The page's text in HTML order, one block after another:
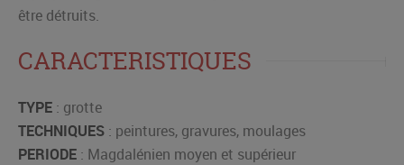
être détruits.
CARACTERISTIQUES
TYPE : grotte
TECHNIQUES : peintures, gravures, moulages
PERIODE : Magdalénien moyen et supérieur